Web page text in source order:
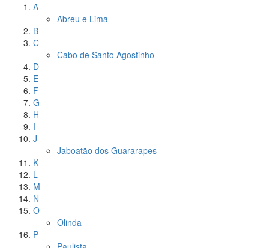
A
Abreu e Lima
B
C
Cabo de Santo Agostinho
D
E
F
G
H
I
J
Jaboatão dos Guararapes
K
L
M
N
O
Olinda
P